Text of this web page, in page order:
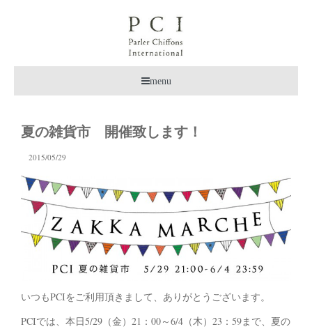
menu
夏の雑貨市 開催致します！
2015/05/29
いつもPCIをご利用頂きまして、ありがとうございます。
PCIでは、本日5/29（金）21：00～6/4（木）23：59まで、夏の